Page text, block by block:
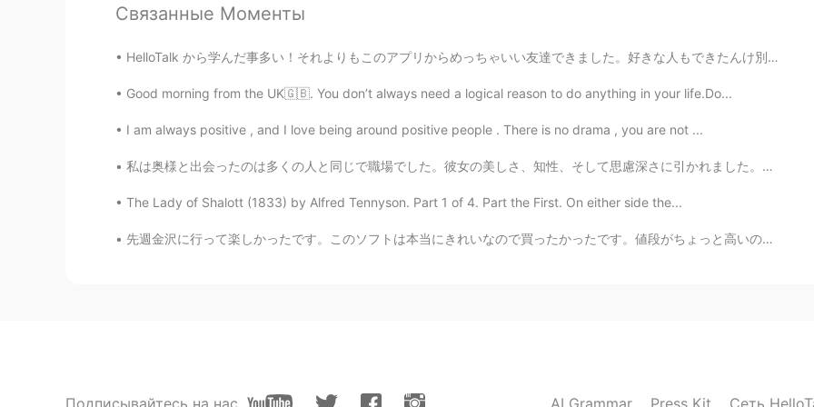
JP EN
Good also good for tea
JP EN
美味しいそうだわ… 歯を抜いたばかりだから食べれないわ
Roy 2020.12.28 00:28
I like cafes very much.🤍
Связанные Моменты
HelloTalk から学んだ事多い！それよりもこのアプリからめっちゃいい友達できました。好きな人もできたんけ別れちゃった！でも一番学んだ事は、人の事すぐ信じるのは絶対ダメ。一か月話しても分かん...
Good morning from the UK🇬🇧. You don’t always need a logical reason to do anything in your life.Do...
I am always positive , and I love being around positive people . There is no drama , you are not ...
私は奥様と出会ったのは多くの人と同じで職場でした。彼女の美しさ、知性、そして思慮深さに引かれました。2年もたたないうちに結婚しました。 この男性は私ほど運がついてないです。ちょっと興味があった...
The Lady of Shalott (1833) by Alfred Tennyson. Part 1 of 4. Part the First. On either side the...
先週金沢に行って楽しかったです。このソフトは本当にきれいなので買ったかったです。値段がちょっと高いのに味が普通です。でもいい写真を撮られて嬉しいです。 I went to Kanazawa l...
Подписывайтесь на нас AI Grammar Press Kit Сеть